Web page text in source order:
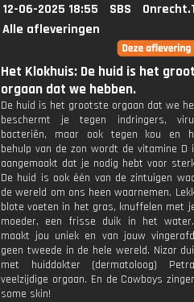
12-06-2025 18:55 SBS
Alle afleveringen
Het Klokhuis: De huid is het
orgaan dat we hebben.
De huid is het grootste orgaan dat we
beschermt je tegen indringers,
bacteriën, maar ook tegen kou en
behulp van de zon wordt de vitamine D
aangemaakt dat je nodig hebt voor
De huid is ook één van de zintuigen
de wereld om ons heen waarnemen.
blote voeten in het gras, knuffelen met
moeder, een frisse duik in het
maakt jou uniek en van jouw
geen tweede in de hele wereld. Nizar
met huiddokter (dermatoloog)
veelzijdige orgaan. En de Cowboys
some skin!